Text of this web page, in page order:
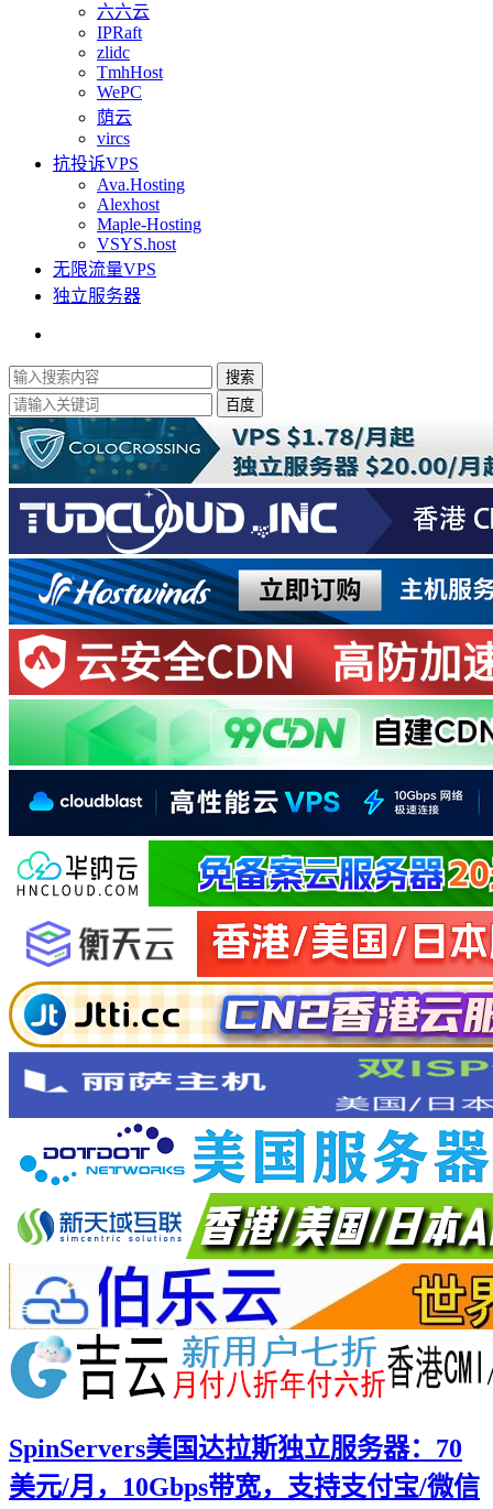
六六云
IPRaft
zlidc
TmhHost
WePC
荫云
vircs
抗投诉VPS
Ava.Hosting
Alexhost
Maple-Hosting
VSYS.host
无限流量VPS
独立服务器
SpinServers美国达拉斯独立服务器：70
美元/月，10Gbps带宽，支持支付宝/微信